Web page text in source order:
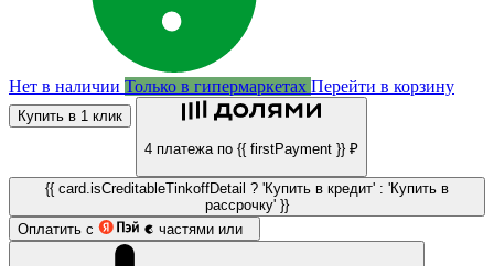
Нет в наличии Только в гипермаркетах Перейти в корзину
Купить в 1 клик
4 платежа по {{ firstPayment }} ₽
{{ card.isCreditableTinkoffDetail ? 'Купить в кредит' : 'Купить в
рассрочку' }}
Оплатить с
частями или